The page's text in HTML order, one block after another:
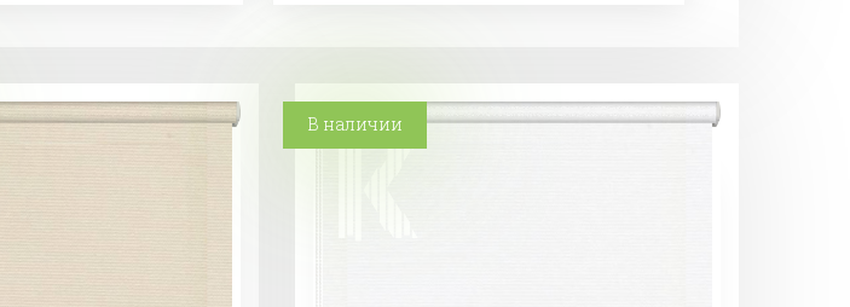
В наличии